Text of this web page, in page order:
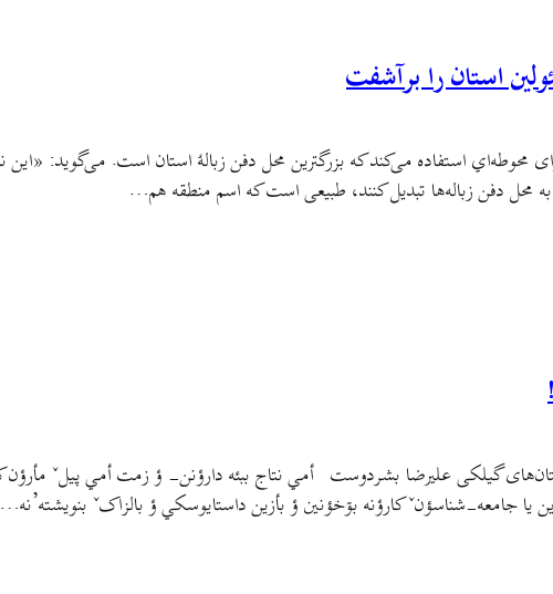
استان را برآشفت
محوطه‌اي استفاده می‌کند که بزرگترین محل دفن زبالۀ استان است. می‌گوید:
محل دفن زباله‌ها تبدیل کنند، طبیعی است که اسم منطقه هم…
گیلکی علیرضا بشردوست أمي نتاج ببئه دارؤنن- ؤ زمت أمي پیلˇ
یا جامعه-شناسؤنˇ کارؤنه بۊخؤنين ؤ بأزين داستایوسکي ؤ بالزاکˇ بنويشته’نه…